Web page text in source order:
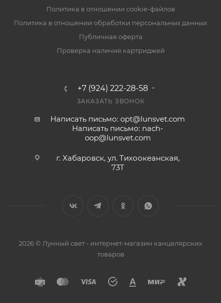
Политика в отношении cookie-файлов
Политика в отношении обработки персональных данных
Публичная оферта
Проверка наличия картриджей
+7 (924) 222-28-58
ЗАКАЗАТЬ ЗВОНОК
Написать письмо: opt@lunsvet.com
Написать письмо: nach-
oop@lunsvet.com
г. Хабаровск, ул. Тихоокеанская,
73Т
2026 © Лунный свет - интернет-магазин канцелярских
товаров